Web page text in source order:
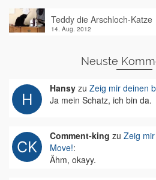
Teddy die Arschloch-Katze
14. Aug. 2012
Neuste
Hansy zu Zeig mir deinen
Ja mein Schatz, ich bin da.
Comment-king zu Zeig
Move!:
Ähm, okayy.